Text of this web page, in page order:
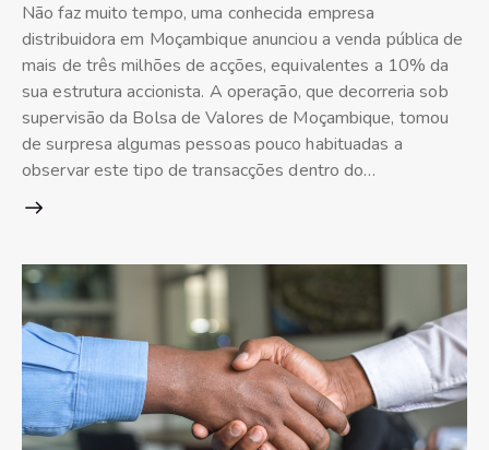
Não faz muito tempo, uma conhecida empresa
distribuidora em Moçambique anunciou a venda pública de
mais de três milhões de acções, equivalentes a 10% da
sua estrutura accionista. A operação, que decorreria sob
supervisão da Bolsa de Valores de Moçambique, tomou
de surpresa algumas pessoas pouco habituadas a
observar este tipo de transacções dentro do…